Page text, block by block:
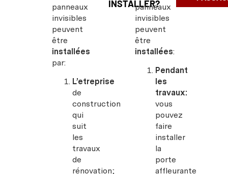
panneaux
invisibles
peuvent
être
installées
par:
L’etreprise
de
construction
qui
suit
les
travaux
de
rénovation;
INSTALLER?
panneaux
invisibles
peuvent
être
installées:
Pendant
les
travaux:
vous
pouvez
faire
installer
la
porte
affleurante